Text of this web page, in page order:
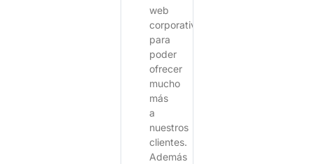
web
corporativa
para
poder
ofrecer
mucho
más
a
nuestros
clientes.
Además